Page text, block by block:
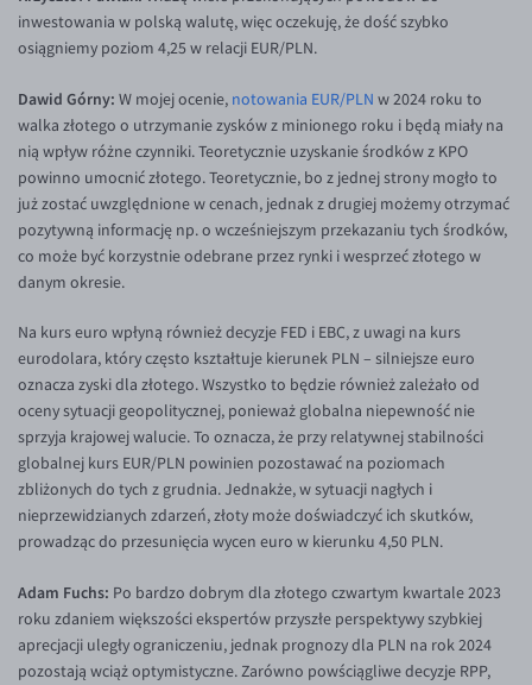
inwestowania w polską walutę, więc oczekuję, że dość szybko
osiągniemy poziom 4,25 w relacji EUR/PLN.
Dawid Górny: W mojej ocenie, notowania EUR/PLN w 2024 roku to
walka złotego o utrzymanie zysków z minionego roku i będą miały na
nią wpływ różne czynniki. Teoretycznie uzyskanie środków z KPO
powinno umocnić złotego. Teoretycznie, bo z jednej strony mogło to
już zostać uwzględnione w cenach, jednak z drugiej możemy otrzymać
pozytywną informację np. o wcześniejszym przekazaniu tych środków,
co może być korzystnie odebrane przez rynki i wesprzeć złotego w
danym okresie.
Na kurs euro wpłyną również decyzje FED i EBC, z uwagi na kurs
eurodolara, który często kształtuje kierunek PLN – silniejsze euro
oznacza zyski dla złotego. Wszystko to będzie również zależało od
oceny sytuacji geopolitycznej, ponieważ globalna niepewność nie
sprzyja krajowej walucie. To oznacza, że przy relatywnej stabilności
globalnej kurs EUR/PLN powinien pozostawać na poziomach
zbliżonych do tych z grudnia. Jednakże, w sytuacji nagłych i
nieprzewidzianych zdarzeń, złoty może doświadczyć ich skutków,
prowadząc do przesunięcia wycen euro w kierunku 4,50 PLN.
Adam Fuchs: Po bardzo dobrym dla złotego czwartym kwartale 2023
roku zdaniem większości ekspertów przyszłe perspektywy szybkiej
aprecjacji uległy ograniczeniu, jednak prognozy dla PLN na rok 2024
pozostają wciąż optymistyczne. Zarówno powściągliwe decyzje RPP,